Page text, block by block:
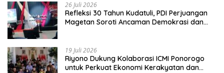
26 Juli 2026
Refleksi 30 Tahun Kudatuli, PDI Perjuangan
Magetan Soroti Ancaman Demokrasi dan
19 Juli 2026
Riyono Dukung Kolaborasi ICMI Ponorogo
untuk Perkuat Ekonomi Kerakyatan dan